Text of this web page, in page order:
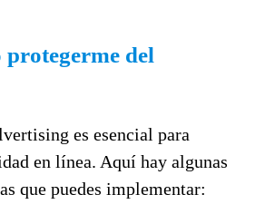
protegerme del
es esencial para
en línea. Aquí hay algunas
que puedes implementar: